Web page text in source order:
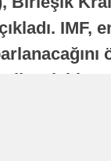
IMF,
bir